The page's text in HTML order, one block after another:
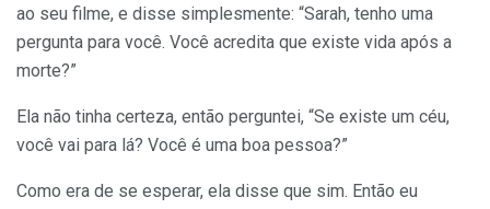
ao seu filme, e disse simplesmente: “Sarah, tenho uma
pergunta para você. Você acredita que existe vida após a
morte?”
Ela não tinha certeza, então perguntei, “Se existe um céu,
você vai para lá? Você é uma boa pessoa?”
Como era de se esperar, ela disse que sim. Então eu